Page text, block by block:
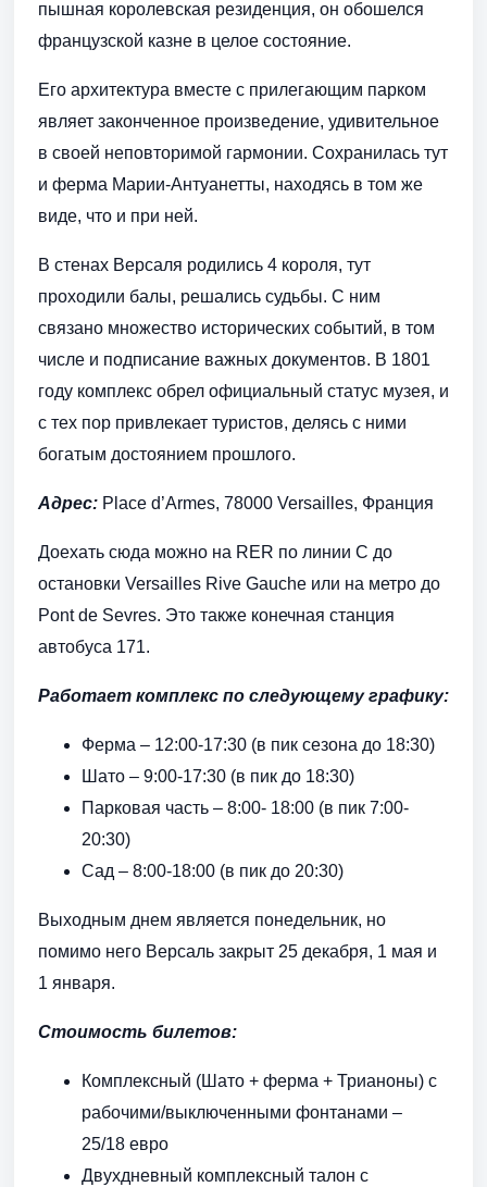
пышная королевская резиденция, он обошелся
французской казне в целое состояние.
Его архитектура вместе с прилегающим парком
являет законченное произведение, удивительное
в своей неповторимой гармонии. Сохранилась тут
и ферма Марии-Антуанетты, находясь в том же
виде, что и при ней.
В стенах Версаля родились 4 короля, тут
проходили балы, решались судьбы. С ним
связано множество исторических событий, в том
числе и подписание важных документов. В 1801
году комплекс обрел официальный статус музея, и
с тех пор привлекает туристов, делясь с ними
богатым достоянием прошлого.
Адрес: Place d’Armes, 78000 Versailles, Франция
Доехать сюда можно на RER по линии С до
остановки Versailles Rive Gauche или на метро до
Pont de Sevres. Это также конечная станция
автобуса 171.
Работает комплекс по следующему графику:
Ферма – 12:00-17:30 (в пик сезона до 18:30)
Шато – 9:00-17:30 (в пик до 18:30)
Парковая часть – 8:00- 18:00 (в пик 7:00-
20:30)
Сад – 8:00-18:00 (в пик до 20:30)
Выходным днем является понедельник, но
помимо него Версаль закрыт 25 декабря, 1 мая и
1 января.
Стоимость билетов:
Комплексный (Шато + ферма + Трианоны) с
рабочими/выключенными фонтанами –
25/18 евро
Двухдневный комплексный талон с